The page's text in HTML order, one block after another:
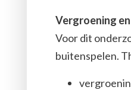
Vergroening
Voor dit
buitenspelen.